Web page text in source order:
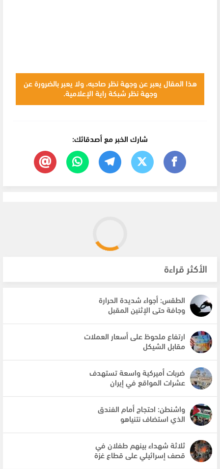
هذا المقال يعبر عن وجهة نظر صاحبه، ولا يعبر بالضرورة عن
وجهة نظر شبكة راية الإعلامية.
شارك الخبر مع أصدقائك:
الأكثر قراءة
الطقس: أجواء شديدة الحرارة
وجافة حتى الإثنين المقبل
ارتفاع ملحوظ على أسعار العملات
مقابل الشيكل
ضربات أميركية واسعة تستهدف
عشرات المواقع في إيران
واشنطن: احتجاج أمام الفندق
الذي استضاف نتنياهو
ثلاثة شهداء بينهم طفلان في
قصف إسرائيلي على قطاع غزة